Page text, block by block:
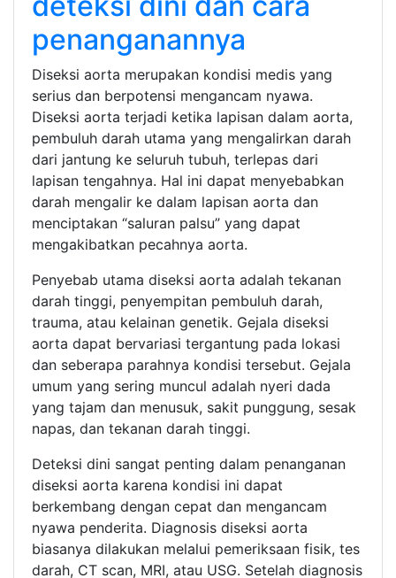
penanganannya
Diseksi aorta merupakan kondisi medis yang
serius dan berpotensi mengancam nyawa.
Diseksi aorta terjadi ketika lapisan dalam aorta,
pembuluh darah utama yang mengalirkan darah
dari jantung ke seluruh tubuh, terlepas dari
lapisan tengahnya. Hal ini dapat menyebabkan
darah mengalir ke dalam lapisan aorta dan
menciptakan “saluran palsu” yang dapat
mengakibatkan pecahnya aorta.
Penyebab utama diseksi aorta adalah tekanan
darah tinggi, penyempitan pembuluh darah,
trauma, atau kelainan genetik. Gejala diseksi
aorta dapat bervariasi tergantung pada lokasi
dan seberapa parahnya kondisi tersebut. Gejala
umum yang sering muncul adalah nyeri dada
yang tajam dan menusuk, sakit punggung, sesak
napas, dan tekanan darah tinggi.
Deteksi dini sangat penting dalam penanganan
diseksi aorta karena kondisi ini dapat
berkembang dengan cepat dan mengancam
nyawa penderita. Diagnosis diseksi aorta
biasanya dilakukan melalui pemeriksaan fisik, tes
darah, CT scan, MRI, atau USG. Setelah diagnosis